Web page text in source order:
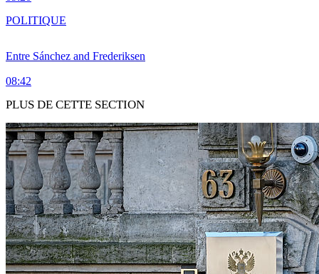
Entre Sánchez and Frederiksen
08:42
POLITIQUE
PLUS DE CETTE SECTION